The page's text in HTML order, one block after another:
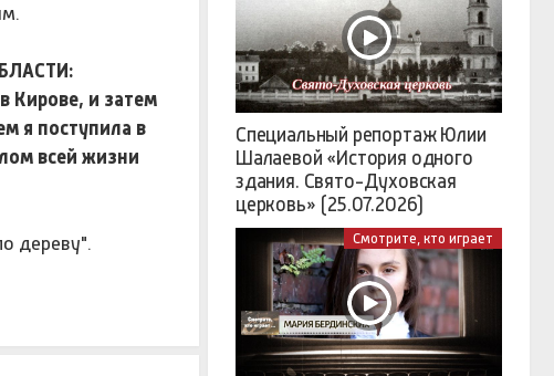
Кирове, и затем
я поступила в
всей жизни
дереву".
Специальный репортаж Юлии
Шалаевой «История одного
здания. Свято-Духовская
церковь» (25.07.2026)
Смотрите, кто играет